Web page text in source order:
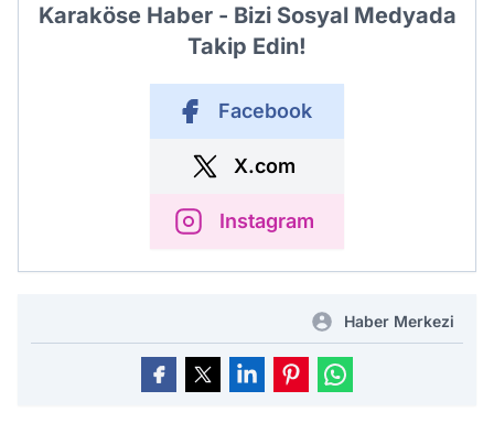
Karaköse Haber - Bizi Sosyal Medyada
Takip Edin!
Facebook
X.com
Instagram
Haber Merkezi